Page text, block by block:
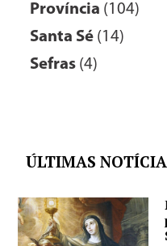
Província (104)
Santa Sé (14)
Sefras (4)
ÚLTIMAS